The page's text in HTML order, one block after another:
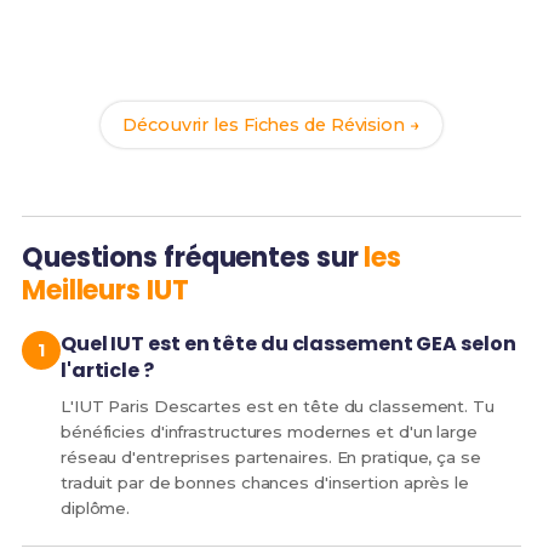
Découvrir les Fiches de Révision →
Questions fréquentes surles
Meilleurs IUT
Quel IUT est en tête du classement GEA selon
l'article ?
L'IUT Paris Descartes est en tête du classement. Tu
bénéficies d'infrastructures modernes et d'un large
réseau d'entreprises partenaires. En pratique, ça se
traduit par de bonnes chances d'insertion après le
diplôme.